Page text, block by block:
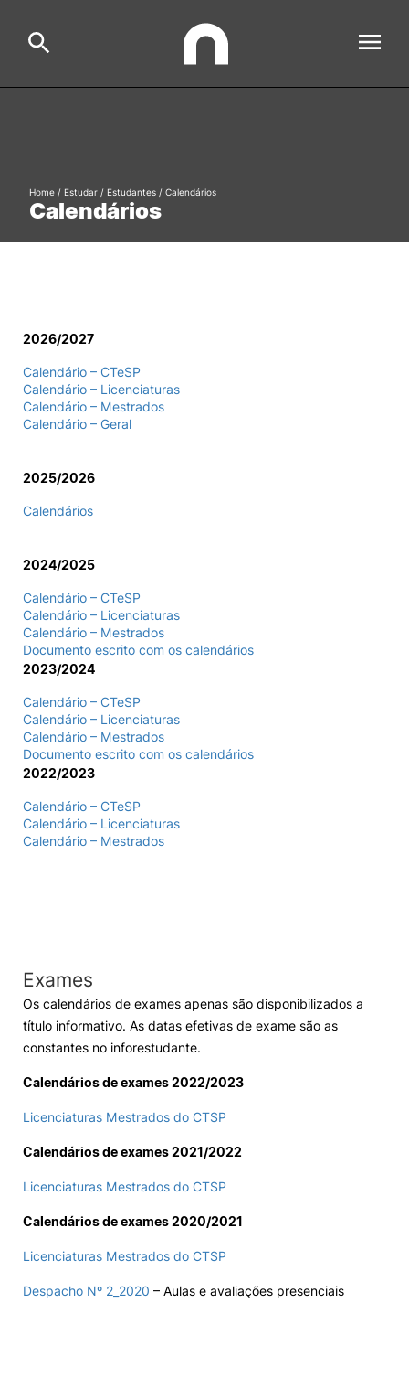
International Relations
Ofertas de Emprego e Informações Úteis
©2026 Instituto Politécnico de Coimbra. Todos os direitos reservados.
Formative Offer
Calendários
Home / Estudar / Estudantes / Calendários
2026/2027
Calendário – CTeSP
Calendário – Licenciaturas
Calendário – Mestrados
Calendário – Geral
2025/2026
Calendários
2024/2025
Calendário – CTeSP
Calendário – Licenciaturas
Calendário – Mestrados
Documento escrito com os calendários
2023/2024
Calendário – CTeSP
Calendário – Licenciaturas
Calendário – Mestrados
Documento escrito com os calendários
2022/2023
Calendário – CTeSP
Calendário – Licenciaturas
Calendário – Mestrados
Exames
Os calendários de exames apenas são disponibilizados a
título informativo. As datas efetivas de exame são as
constantes no inforestudante.
Calendários de exames 2022/2023
Licenciaturas Mestrados do CTSP
Calendários de exames 2021/2022
Licenciaturas Mestrados do CTSP
Calendários de exames 2020/2021
Licenciaturas Mestrados do CTSP
Despacho Nº 2_2020 – Aulas e avaliações presenciais